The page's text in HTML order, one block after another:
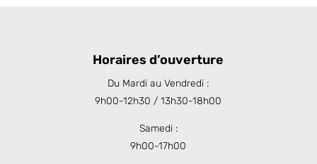
Horaires d’ouverture
Du Mardi au Vendredi :
9h00-12h30 / 13h30-18h00
Samedi :
9h00-17h00